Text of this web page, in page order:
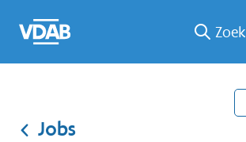
naar
een
een
job
naar
Zoek
Jobs